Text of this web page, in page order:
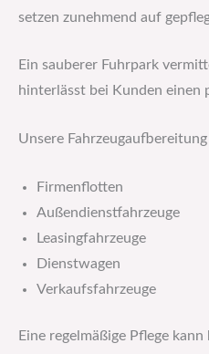
setzen zunehmend auf
Ein sauberer Fuhrpark
hinterlässt bei Kunden einen
Unsere
Firmenflotten
Außendienstfahrzeuge
Leasingfahrzeuge
Dienstwagen
Verkaufsfahrzeuge
Eine regelmäßige Pflege